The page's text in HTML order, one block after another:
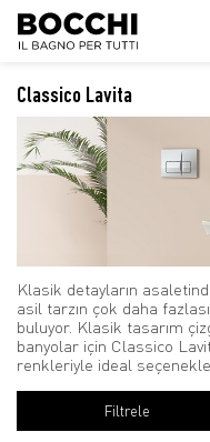
Classico Lavita
Klasik detayların
asil tarzın çok daha
buluyor. Klasik tasarım
banyolar için Classico
renkleriyle ideal
Filtrele